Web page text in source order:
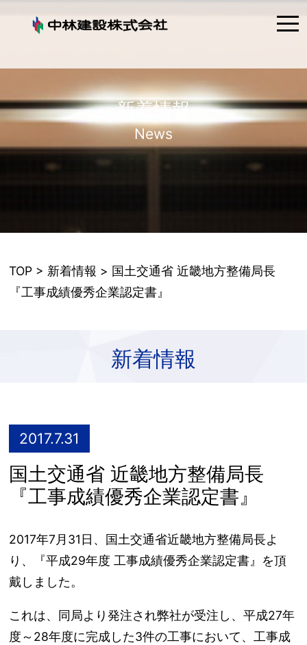
新着情報
News
TOP > 新着情報 > 国土交通省 近畿地方整備局長
『工事成績優秀企業認定書』
新着情報
2017.7.31
国土交通省 近畿地方整備局長
『工事成績優秀企業認定書』
2017年7月31日、国土交通省近畿地方整備局長よ
り、『平成29年度 工事成績優秀企業認定書』を頂
戴しました。
これは、同局より発注され弊社が受注し、平成27年
度～28年度に完成した3件の工事において、工事成